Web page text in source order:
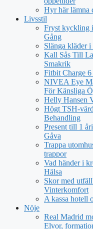
Hyr här lämna
Livsstil
Fryst kyckling
Gång
Slänga kläder
Kall Sås Till
Smakrik
Fitbit Charge
NIVEA Eye
För Känsliga
Helly Hansen
Högt TSH-
Behandling
Present till 1
Gåva
Trappa
trappor
Vad händer i
Hälsa
Skor med
Vinterkomfort
A kassa hotell
Nöje
Real Madrid
Elvor,